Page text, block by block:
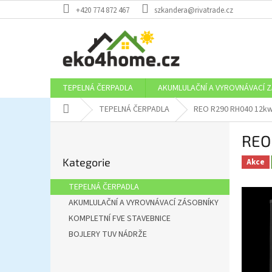
na
+420 774 872 467 szkandera@rivatrade.cz
TEPELNÁ ČERPADLA AKUMLULAČNÍ A VYROVNÁVACÍ
Domů TEPELNÁ ČERPADLA REO R290 RH040
r
a
kategorie
Kategorie
TEPELNÁ ČERPADLA
AKUMLULAČNÍ A VYROVNÁVACÍ ZÁSOBNÍKY
KOMPLETNÍ FVE STAVEBNICE
BOJLERY TUV NÁDRŽE
Akce